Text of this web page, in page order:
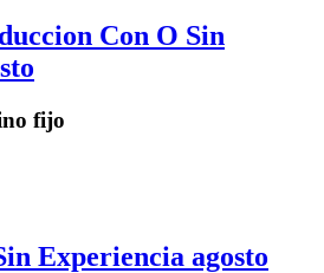
Con O Sin
fijo
Experiencia agosto